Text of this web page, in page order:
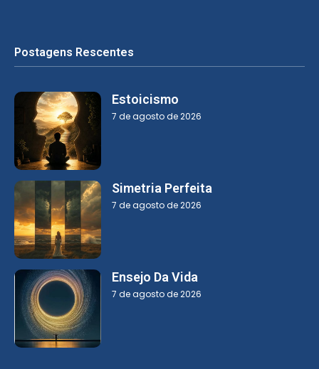
Postagens Rescentes
Estoicismo
7 de agosto de 2026
Simetria Perfeita
7 de agosto de 2026
Ensejo Da Vida
7 de agosto de 2026